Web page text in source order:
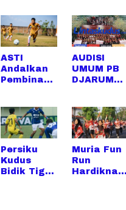
ASTI
Andalkan
Pembinaan
Siap
Ramaikan
Piala
Soeratin
2026
AUDISI
UMUM PB
DJARUM
HINGGA
SULAWESI,
UPAYA
PENCARIA
N TALENTA
SUPER
Persiku
Kudus
Bidik Tiga
Muria Fun
Run
Hardiknas